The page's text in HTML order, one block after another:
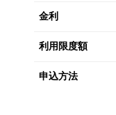
金利
利用限度額
申込方法